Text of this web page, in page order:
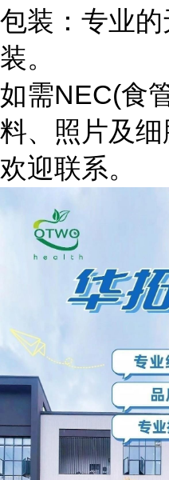
包装：专业
装。
如需NEC(食
料、照片及
欢迎联系。